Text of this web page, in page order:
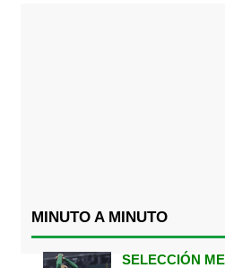
MINUTO A MINUTO
SELECCIÓN